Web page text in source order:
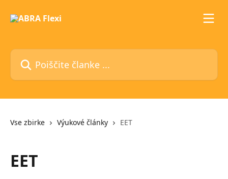
Poiščite članke ...
Vse zbirke Výukové články EET
EET